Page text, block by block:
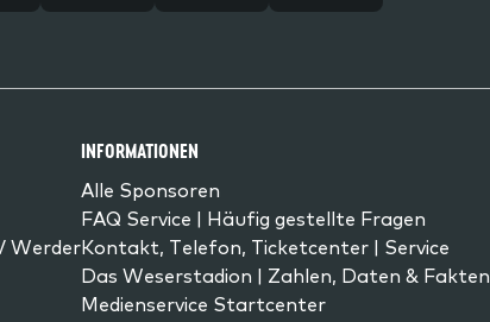
Werder
INFORMATIONEN
Alle Sponsoren
FAQ Service | Häufig gestellte Fragen
Kontakt, Telefon, Ticketcenter | Service
Das Weserstadion | Zahlen, Daten & Fakten
Medienservice Startcenter